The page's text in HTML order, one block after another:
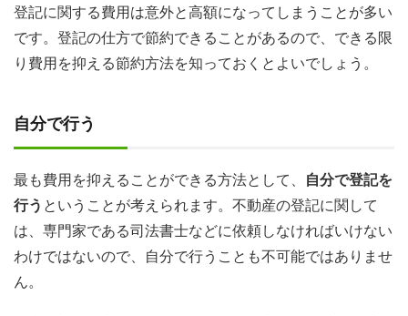
登記に関する費用は意外と高額になってしまうことが多い
です。登記の仕方で節約できることがあるので、できる限
り費用を抑える節約方法を知っておくとよいでしょう。
自分で行う
最も費用を抑えることができる方法として、
自分で登記を
行う ということが考えられます。不動産の登記に関して
は、専門家である司法書士などに依頼しなければいけない
わけではないので、自分で行うことも不可能ではありませ
ん。